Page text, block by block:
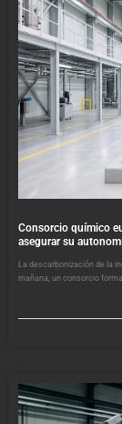
Consorcio químico
asegurar su
La descarbonización de la
mañana, un consorcio